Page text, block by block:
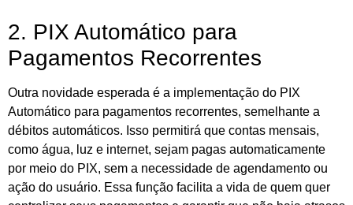
2. PIX Automático para
Pagamentos Recorrentes
Outra novidade esperada é a implementação do PIX
Automático para pagamentos recorrentes, semelhante a
débitos automáticos. Isso permitirá que contas mensais,
como água, luz e internet, sejam pagas automaticamente
por meio do PIX, sem a necessidade de agendamento ou
ação do usuário. Essa função facilita a vida de quem quer